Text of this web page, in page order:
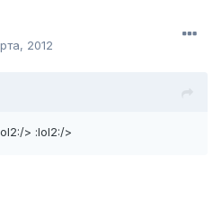
2012
> :lol2:/>